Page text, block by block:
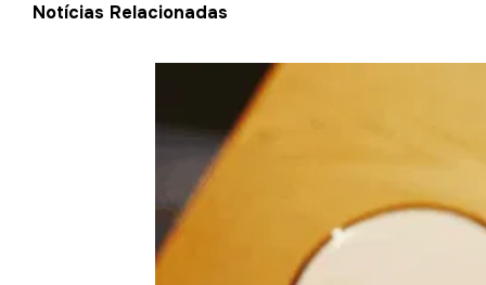
Notícias Relacionadas